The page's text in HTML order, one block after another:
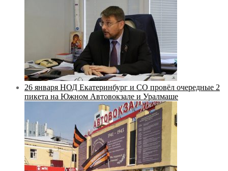
26 января НОД Екатеринбург и СО провёл очередные 2
пикета на Южном Автовокзале и Уралмаше